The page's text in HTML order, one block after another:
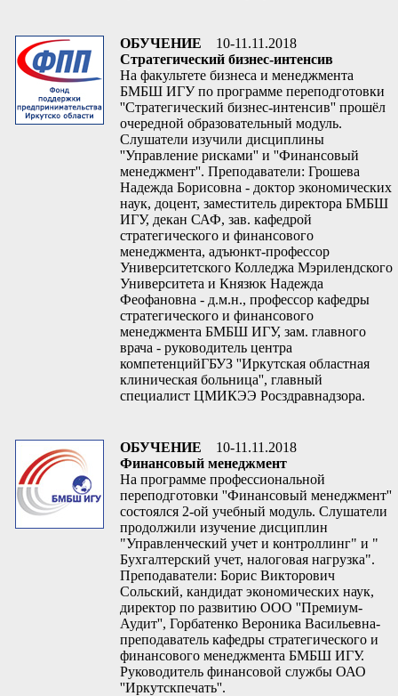
ОБУЧЕНИЕ
10-11.11.2018
Стратегический бизнес-интенсив
На факультете бизнеса и менеджмента
БМБШ ИГУ по программе переподготовки
''Стратегический бизнес-интенсив'' прошёл
очередной образовательный модуль.
Слушатели изучили дисциплины
''Управление рисками'' и ''Финансовый
менеджмент''. Преподаватели: Грошева
Надежда Борисовна - доктор экономических
наук, доцент, заместитель директора БМБШ
ИГУ, декан САФ, зав. кафедрой
стратегического и финансового
менеджмента, адъюнкт-профессор
Университетского Колледжа Мэрилендского
Университета и Князюк Надежда
Феофановна - д.м.н., профессор кафедры
стратегического и финансового
менеджмента БМБШ ИГУ, зам. главного
врача - руководитель центра
компетенцийГБУЗ ''Иркутская областная
клиническая больница'', главный
специалист ЦМИКЭЭ Росздравнадзора.
ОБУЧЕНИЕ
10-11.11.2018
Финансовый менеджмент
На программе профессиональной
переподготовки ''Финансовый менеджмент''
состоялся 2-ой учебный модуль. Слушатели
продолжили изучение дисциплин
"Управленческий учет и контроллинг" и "
Бухгалтерский учет, налоговая нагрузка".
Преподаватели: Борис Викторович
Сольский, кандидат экономических наук,
директор по развитию ООО ''Премиум-
Аудит'', Горбатенко Вероника Васильевна-
преподаватель кафедры стратегического и
финансового менеджмента БМБШ ИГУ.
Руководитель финансовой службы ОАО
''Иркутскпечать''.